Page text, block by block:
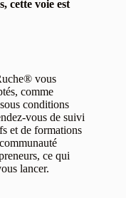
cette voie est
vous
comme
conditions
vous de suivi
et de formations
ce qui
lancer.